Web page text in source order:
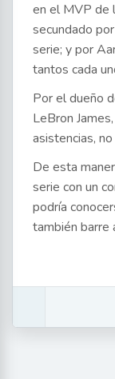
en el MVP de
secundado
serie; y por
tantos cada
Por el dueño
LeBron
asistencias,
De esta
serie con un
podría
también barre